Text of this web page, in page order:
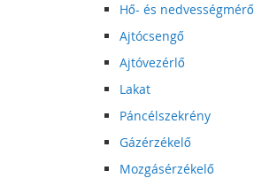
Hő- és nedvességmérő
Ajtócsengő
Ajtóvezérlő
Lakat
Páncélszekrény
Gázérzékelő
Mozgásérzékelő